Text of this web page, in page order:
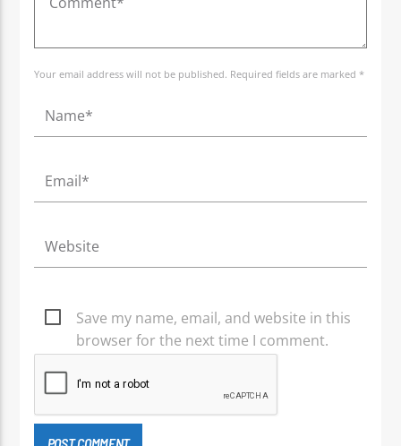
Your email address will not be published. Required fields are marked *
Save my name, email, and website in this
browser for the next time I comment.